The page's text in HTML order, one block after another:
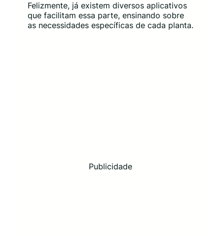
Felizmente, já existem diversos aplicativos
que facilitam essa parte, ensinando sobre
as necessidades específicas de cada planta.
Publicidade